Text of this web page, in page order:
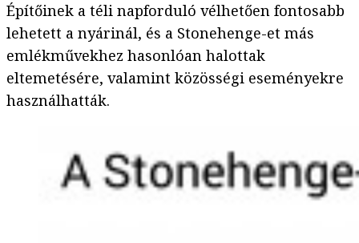
Építőinek a téli napforduló vélhetően fontosabb
lehetett a nyárinál, és a Stonehenge-et más
emlékművekhez hasonlóan halottak
eltemetésére, valamint közösségi eseményekre
használhatták.